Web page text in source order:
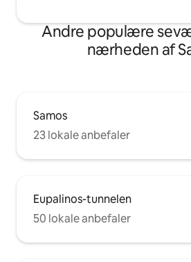
Andre populære
nærheden af
Samos
23 lokale anbefaler
Eupalinos-tunnelen
50 lokale anbefaler